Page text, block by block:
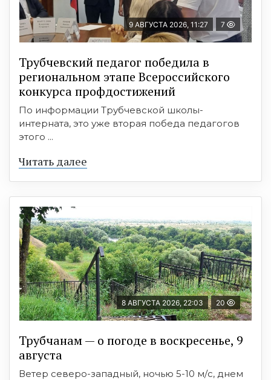
9 АВГУСТА 2026, 11:27 7
Трубчевский педагог победила в
региональном этапе Всероссийского
конкурса профдостижений
По информации Трубчевской школы-
интерната, это уже вторая победа педагогов
этого ...
Читать далее
8 АВГУСТА 2026, 22:03 20
Трубчанам — о погоде в воскресенье, 9
августа
Ветер северо-западный, ночью 5-10 м/с, днем